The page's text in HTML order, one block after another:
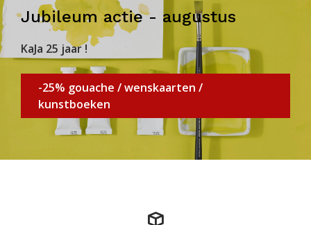
Jubileum actie - augustus
KaJa 25 jaar !
-25% gouache / wenskaarten /
kunstboeken